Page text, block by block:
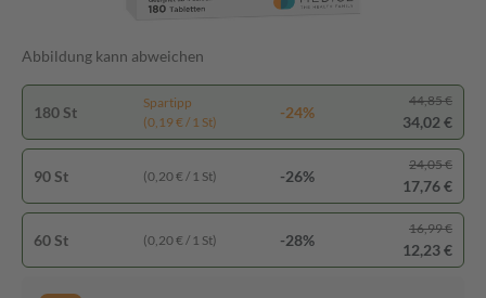
Abbildung kann abweichen
180 St
Spartipp
(0,19 € / 1 St)
-24%
44,85 €
34,02 €
90 St (0,20 € / 1 St) -26%
24,05 €
17,76 €
60 St (0,20 € / 1 St) -28%
16,99 €
12,23 €